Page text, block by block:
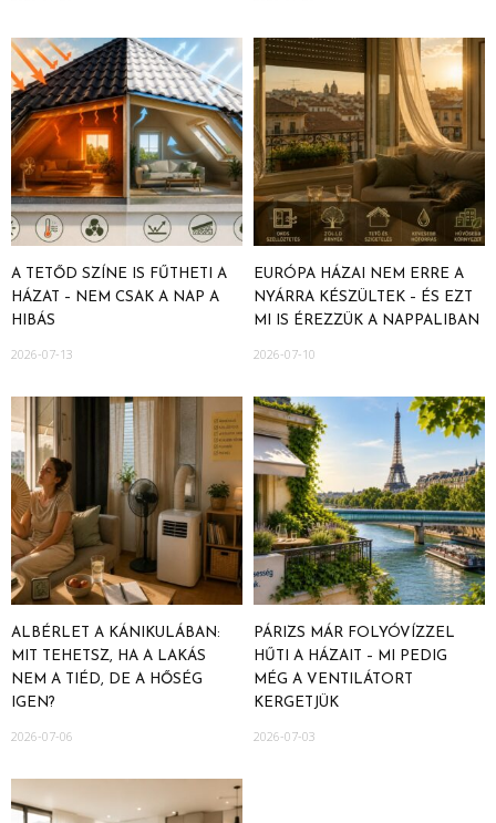
A TETŐD SZÍNE IS FŰTHETI A
HÁZAT – NEM CSAK A NAP A
HIBÁS
2026-07-13
EURÓPA HÁZAI NEM ERRE A
NYÁRRA KÉSZÜLTEK – ÉS EZT
MI IS ÉREZZÜK A NAPPALIBAN
2026-07-10
ALBÉRLET A KÁNIKULÁBAN:
MIT TEHETSZ, HA A LAKÁS
NEM A TIÉD, DE A HŐSÉG
IGEN?
2026-07-06
PÁRIZS MÁR FOLYÓVÍZZEL
HŰTI A HÁZAIT – MI PEDIG
MÉG A VENTILÁTORT
KERGETJÜK
2026-07-03